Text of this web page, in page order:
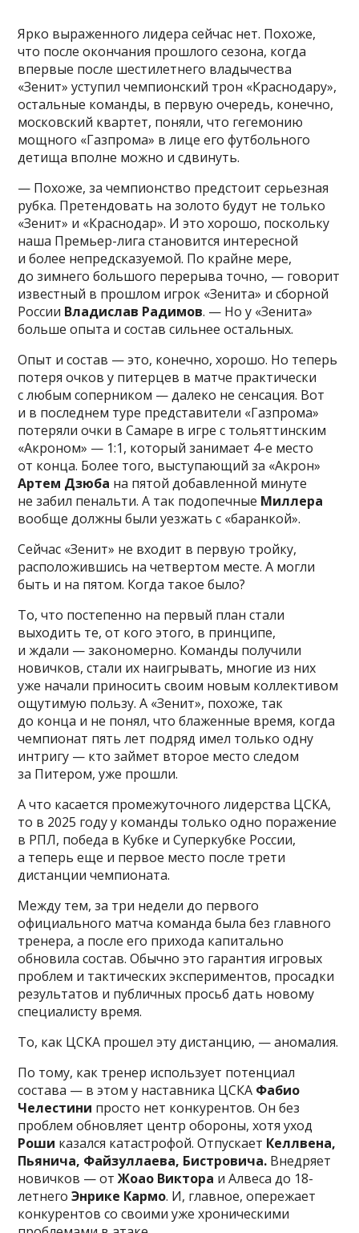
Ярко выраженного лидера сейчас нет. Похоже,
что после окончания прошлого сезона, когда
впервые после шестилетнего владычества
«Зенит» уступил чемпионский трон «Краснодару»,
остальные команды, в первую очередь, конечно,
московский квартет, поняли, что гегемонию
мощного «Газпрома» в лице его футбольного
детища вполне можно и сдвинуть.
— Похоже, за чемпионство предстоит серьезная
рубка. Претендовать на золото будут не только
«Зенит» и «Краснодар». И это хорошо, поскольку
наша Премьер-лига становится интересной
и более непредсказуемой. По крайне мере,
до зимнего большого перерыва точно, — говорит
известный в прошлом игрок «Зенита» и сборной
России Владислав Радимов. — Но у «Зенита»
больше опыта и состав сильнее остальных.
Опыт и состав — это, конечно, хорошо. Но теперь
потеря очков у питерцев в матче практически
с любым соперником — далеко не сенсация. Вот
и в последнем туре представители «Газпрома»
потеряли очки в Самаре в игре с тольяттинским
«Акроном» — 1:1, который занимает 4-е место
от конца. Более того, выступающий за «Акрон»
Артем Дзюба на пятой добавленной минуте
не забил пенальти. А так подопечные Миллера
вообще должны были уезжать с «баранкой».
Сейчас «Зенит» не входит в первую тройку,
расположившись на четвертом месте. А могли
быть и на пятом. Когда такое было?
То, что постепенно на первый план стали
выходить те, от кого этого, в принципе,
и ждали — закономерно. Команды получили
новичков, стали их наигрывать, многие из них
уже начали приносить своим новым коллективом
ощутимую пользу. А «Зенит», похоже, так
до конца и не понял, что блаженные время, когда
чемпионат пять лет подряд имел только одну
интригу — кто займет второе место следом
за Питером, уже прошли.
А что касается промежуточного лидерства ЦСКА,
то в 2025 году у команды только одно поражение
в РПЛ, победа в Кубке и Суперкубке России,
а теперь еще и первое место после трети
дистанции чемпионата.
Между тем, за три недели до первого
официального матча команда была без главного
тренера, а после его прихода капитально
обновила состав. Обычно это гарантия игровых
проблем и тактических экспериментов, просадки
результатов и публичных просьб дать новому
специалисту время.
То, как ЦСКА прошел эту дистанцию, — аномалия.
По тому, как тренер использует потенциал
состава — в этом у наставника ЦСКА Фабио
Челестини просто нет конкурентов. Он без
проблем обновляет центр обороны, хотя уход
Роши казался катастрофой. Отпускает Келлвена,
Пьянича, Файзуллаева, Бистровича. Внедряет
новичков — отЖоао Виктора и Алвеса до 18-
летнегоЭнрике Кармо. И, главное, опережает
конкурентов со своими уже хроническими